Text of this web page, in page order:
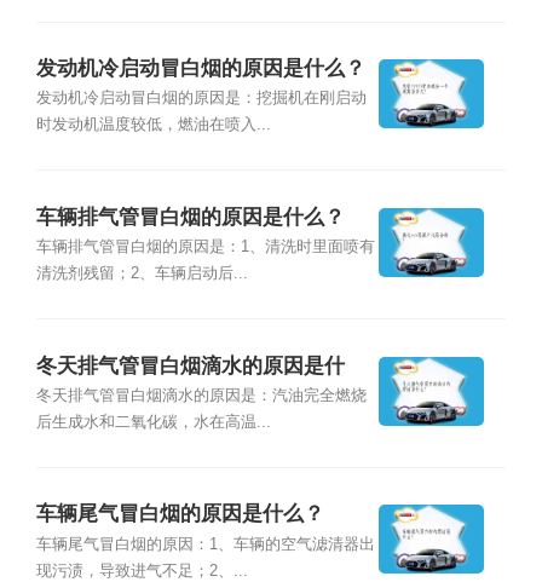
发动机冷启动冒白烟的原因是什么？
发动机冷启动冒白烟的原因是：挖掘机在刚启动
时发动机温度较低，燃油在喷入...
车辆排气管冒白烟的原因是什么？
车辆排气管冒白烟的原因是：1、清洗时里面喷有
清洗剂残留；2、车辆启动后...
冬天排气管冒白烟滴水的原因是什
么？
冬天排气管冒白烟滴水的原因是：汽油完全燃烧
后生成水和二氧化碳，水在高温...
车辆尾气冒白烟的原因是什么？
车辆尾气冒白烟的原因：1、车辆的空气滤清器出
现污渍，导致进气不足；2、...